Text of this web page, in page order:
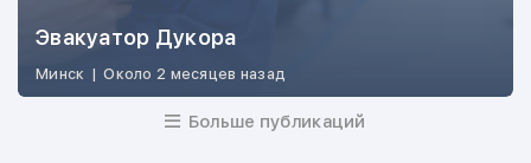
Эвакуатор Дукора
Минск | Около 2 месяцев назад
Больше публикаций